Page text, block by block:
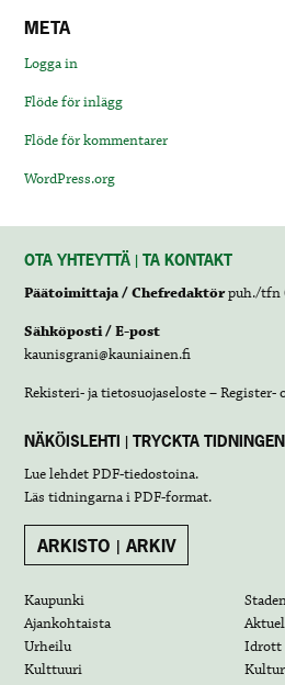
META
Logga in
Flöde för inlägg
Flöde för kommentarer
WordPress.org
OTA YHTEYTTÄ | TA KONTAKT
Päätoimittaja / Chefredaktörpuh./tfn
Sähköposti / E-post
kaunisgrani@kauniainen.fi
Rekisteri- ja tietosuojaseloste – Register-
NÄKÖISLEHTI | TRYCKTA TIDNINGEN
Lue lehdetPDF-tiedostoina.
Läs tidningarna iPDF-format.
ARKISTO | ARKIV
Kaupunki
Ajankohtaista
Urheilu
Idrott
Kulttuuri
Kultur